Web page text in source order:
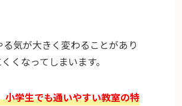
気が大きく変わることがあり
くなってしまいます。
小学生でも通いやすい教室の特